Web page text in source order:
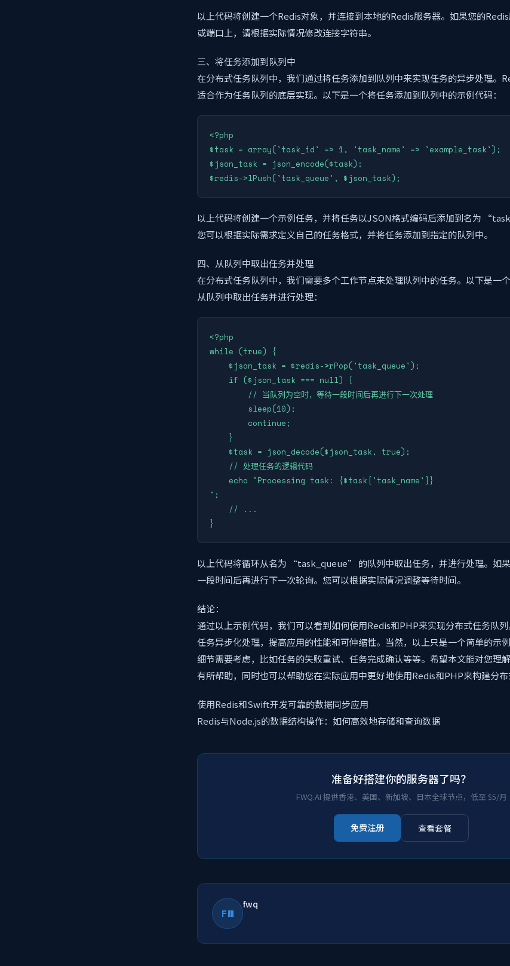
以上代码将创建一个Redis对象，并连接到本地的Redis服务器。如果您的
或端口上，请根据实际情况修改连接字符串。
三、将任务添加到队列中
在分布式任务队列中，我们通过将任务添加到队列中来实现任务的异步处理。
适合作为任务队列的底层实现。以下是一个将任务添加到队列中的示例代码：
<?php
$task = array('task_id' => 1, 'task_name' => 'example_task');
$json_task = json_encode($task);
$redis->lPush('task_queue', $json_task);
以上代码将创建一个示例任务，并将任务以JSON格式编码后添加到名为
您可以根据实际需求定义自己的任务格式，并将任务添加到指定的队列中。
四、从队列中取出任务并处理
在分布式任务队列中，我们需要多个工作节点来处理队列中的任务。以下是一
从队列中取出任务并进行处理：
<?php
while (true) {
    $json_task = $redis->rPop('task_queue');
    if ($json_task === null) {
        // 当队列为空时，等待一段时间后再进行下一次处理
        sleep(10);
        continue;
    }
    $task = json_decode($json_task, true);
    // 处理任务的逻辑代码
    echo "Processing task: {$task['task_name']}
";
    // ...
}
以上代码将循环从名为 “task_queue” 的队列中取出任务，并进行处理。如
一段时间后再进行下一次轮询。您可以根据实际情况调整等待时间。
结论：
通过以上示例代码，我们可以看到如何使用Redis和PHP来实现分布式任务队
任务异步化处理，提高应用的性能和可伸缩性。当然，以上只是一个简单的示
细节需要考虑，比如任务的失败重试、任务完成确认等等。希望本文能对您理
有所帮助，同时也可以帮助您在实际应用中更好地使用Redis和PHP来构建分布
使用Redis和Swift开发可靠的数据同步应用
Redis与Node.js的数据结构操作：如何高效地存储和查询数据
准备好搭建你的服务器了吗？
FWQ.AI 提供香港、美国、新加坡、日本全球节点，低至 $5/月
免费注册 查看套餐
FW
fwq